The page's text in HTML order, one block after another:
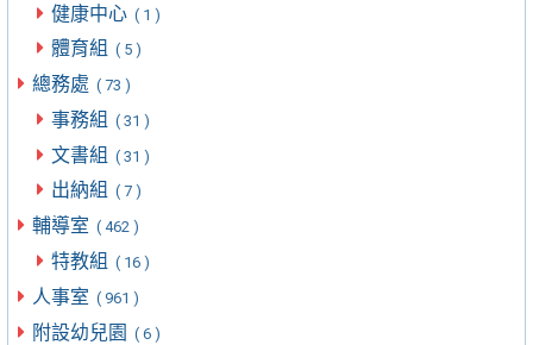
健康中心 ( 1 )
體育組 ( 5 )
總務處 ( 73 )
事務組 ( 31 )
文書組 ( 31 )
出納組 ( 7 )
輔導室 ( 462 )
特教組 ( 16 )
人事室 ( 961 )
附設幼兒園 ( 6 )